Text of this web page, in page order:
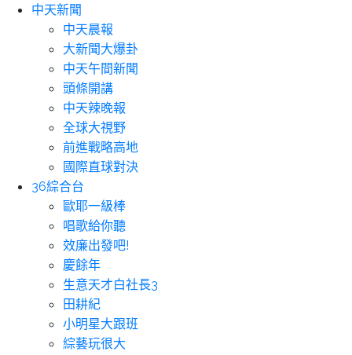
中天新聞
中天晨報
大新聞大爆卦
中天午間新聞
頭條開講
中天辣晚報
全球大視野
前進戰略高地
國際直球對決
36綜合台
歐耶一級棒
唱歌給你聽
效廉出發吧!
慶餘年
生意天才白社長3
田耕紀
小明星大跟班
綜藝玩很大